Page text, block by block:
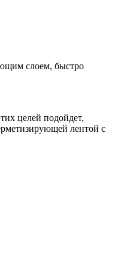
слоем, быстро
целей подойдет,
лентой с